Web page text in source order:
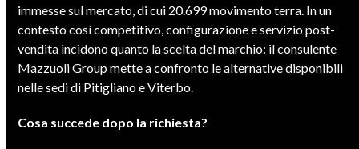
immesse sul mercato, di cui 20.699 movimento terra. In un
contesto così competitivo, configurazione e servizio post-
vendita incidono quanto la scelta del marchio: il consulente
Mazzuoli Group mette a confronto le alternative disponibili
nelle sedi di Pitigliano e Viterbo.
Cosa succede dopo la richiesta?